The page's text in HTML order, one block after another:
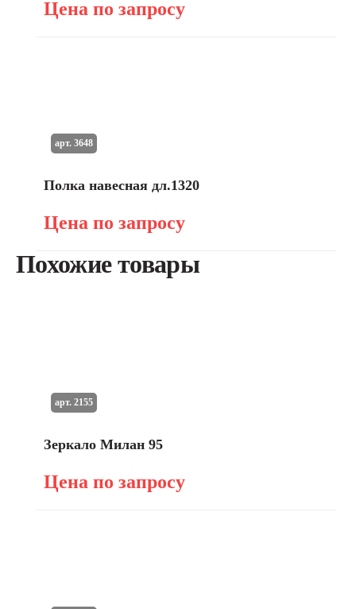
Цена по запросу
Полка навесная дл.1320
Цена по запросу
арт. 3648
Похожие товары
Зеркало Милан 95
Цена по запросу
арт. 2155